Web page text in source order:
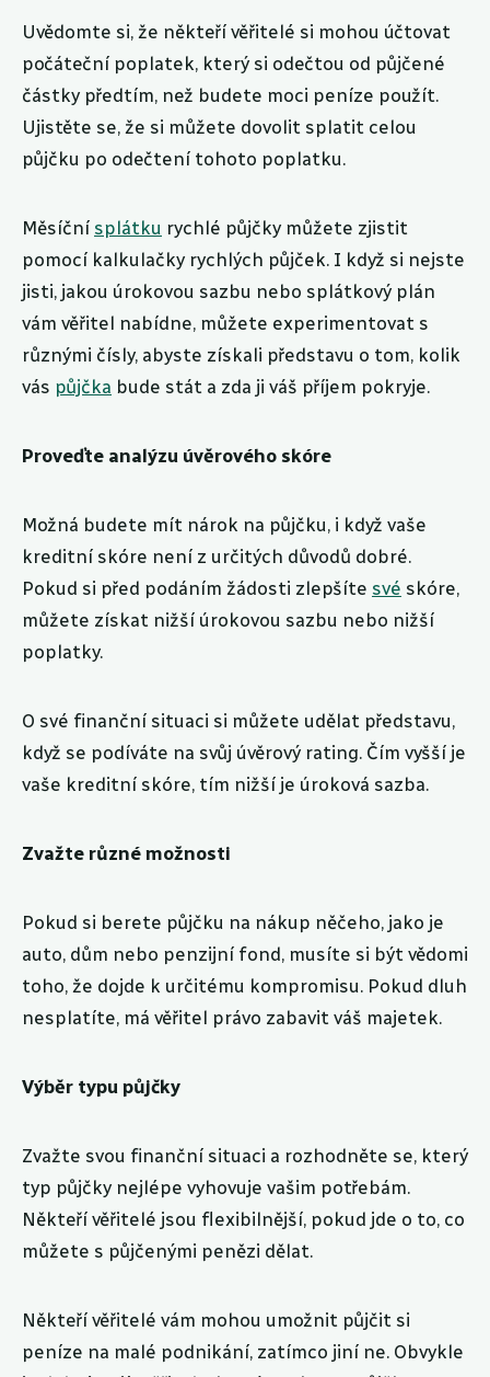
Uvědomte si, že někteří věřitelé si mohou účtovat
počáteční poplatek, který si odečtou od půjčené
částky předtím, než budete moci peníze použít.
Ujistěte se, že si můžete dovolit splatit celou
půjčku po odečtení tohoto poplatku.
Měsíční splátku rychlé půjčky můžete zjistit
pomocí kalkulačky rychlých půjček. I když si nejste
jisti, jakou úrokovou sazbu nebo splátkový plán
vám věřitel nabídne, můžete experimentovat s
různými čísly, abyste získali představu o tom, kolik
vás půjčka bude stát a zda ji váš příjem pokryje.
Proveďte analýzu úvěrového skóre
Možná budete mít nárok na půjčku, i když vaše
kreditní skóre není z určitých důvodů dobré.
Pokud si před podáním žádosti zlepšíte své skóre,
můžete získat nižší úrokovou sazbu nebo nižší
poplatky.
O své finanční situaci si můžete udělat představu,
když se podíváte na svůj úvěrový rating. Čím vyšší je
vaše kreditní skóre, tím nižší je úroková sazba.
Zvažte různé možnosti
Pokud si berete půjčku na nákup něčeho, jako je
auto, dům nebo penzijní fond, musíte si být vědomi
toho, že dojde k určitému kompromisu. Pokud dluh
nesplatíte, má věřitel právo zabavit váš majetek.
Výběr typu půjčky
Zvažte svou finanční situaci a rozhodněte se, který
typ půjčky nejlépe vyhovuje vašim potřebám.
Někteří věřitelé jsou flexibilnější, pokud jde o to, co
můžete s půjčenými penězi dělat.
Někteří věřitelé vám mohou umožnit půjčit si
peníze na malé podnikání, zatímco jiní ne. Obvykle